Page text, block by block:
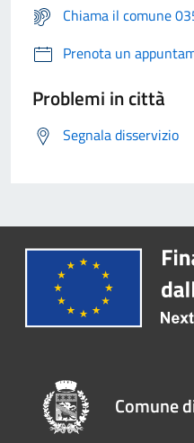
Chiama il comune
Prenota un
Problemi in città
Segnala disservizio
Comune